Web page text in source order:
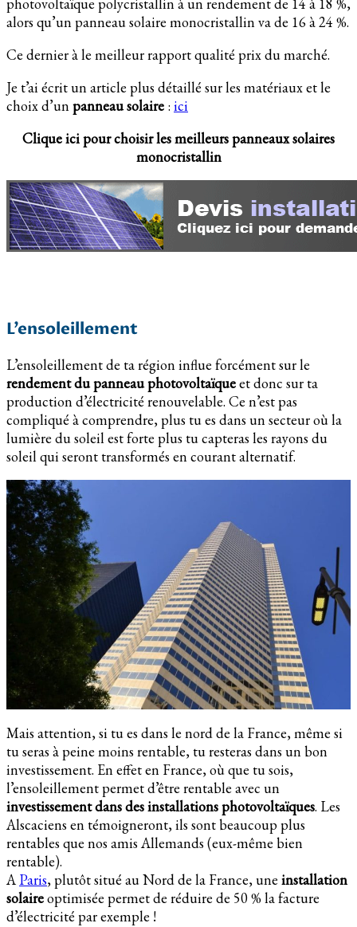
photovoltaïque polycristallin à un rendement de 14 à 18 %,
alors qu’un panneau solaire monocristallin va de 16 à 24 %.
Ce dernier à le meilleur rapport qualité prix du marché.
Je t’ai écrit un article plus détaillé sur les matériaux et le
choix d’unpanneau solaire : ici
Clique ici pour choisir les meilleurs panneaux solaires
monocristallin
L’ensoleillement
L’ensoleillement de ta région influe forcément sur le
rendement du panneau photovoltaïqueet donc sur ta
production d’électricité renouvelable. Ce n’est pas
compliqué à comprendre, plus tu es dans un secteur où la
lumière du soleil est forte plus tu capteras les rayons du
soleil qui seront transformés en courant alternatif.
Mais attention, si tu es dans le nord de la France, même si
tu seras à peine moins rentable, tu resteras dans un bon
investissement. En effet en France, où que tu sois,
l’ensoleillement permet d’être rentable avec un
investissement dans des installations photovoltaïques. Les
Alscaciens en témoigneront, ils sont beaucoup plus
rentables que nos amis Allemands (eux-même bien
rentable).
A Paris, plutôt situé au Nord de la France, une installation
solaireoptimisée permet de réduire de 50 % la facture
d’électricité par exemple !